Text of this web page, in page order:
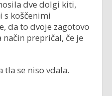
dve dolgi kiti,
s koščenimi
da to dvoje zagotovo
prepričal, če je
tla se niso vdala.